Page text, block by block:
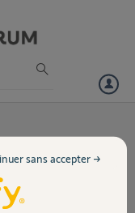
KeyGO RTS
sans accepter →